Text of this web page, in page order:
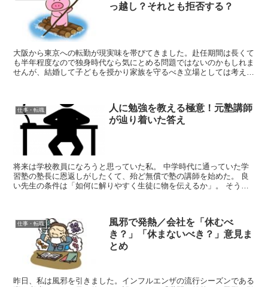
っ越し？それとも拒否する？
大阪から東京への転勤が現実味を帯びてきました。赴任期間は長くて
も半年程度なので独身時代なら気にとめる問題ではないのかもしれま
せんが、結婚して子どもを授かり家族を守るべき立場としては考えな
仕事・転職
人に勉強を教える極意！元塾講師
が辿り着いた答え
将来は学校教員になろうと思っていた私。 中学時代に通っていた学
習塾の塾長に恩返しがしたくて、殆ど無償で塾の講師を始めた。 良
い先生の条件は「如何に解りやすく生徒に物を伝えるか」。 そう思
仕事・転職
風邪で発熱／会社を「休むべ
き？」「休まないべき？」意見ま
とめ
昨日、私は風邪を引きました。インフルエンザの流行シーズンである